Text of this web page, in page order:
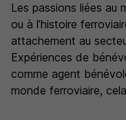
Les passions liées au
ou à l’histoire
attachement au
Expériences de
comme agent
monde ferroviaire,